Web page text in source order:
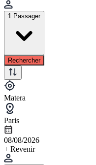
1 Passager
Rechercher
Matera
Paris
08/08/2026
+ Revenir